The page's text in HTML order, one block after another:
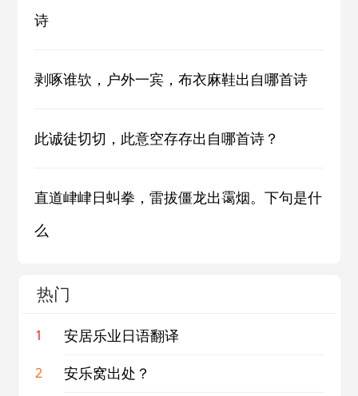
诗
剥啄谁欤，户外一宾，布衣麻鞋出自哪首诗
此诚徒切切，此意空存存出自哪首诗？
直道峍峍日虯拳，雷拔僵龙出霭烟。下句是什
么
热门
1 安居乐业日语翻译
2 安乐窝出处？